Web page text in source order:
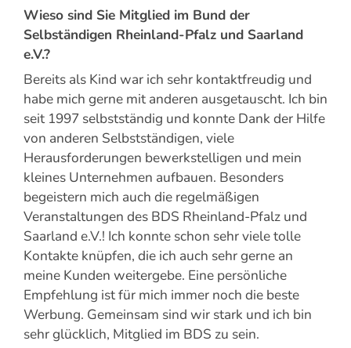
Wieso sind Sie Mitglied im Bund der
Selbständigen Rheinland-Pfalz und Saarland
e.V.?
Bereits als Kind war ich sehr kontaktfreudig und
habe mich gerne mit anderen ausgetauscht. Ich bin
seit 1997 selbstständig und konnte Dank der Hilfe
von anderen Selbstständigen, viele
Herausforderungen bewerkstelligen und mein
kleines Unternehmen aufbauen. Besonders
begeistern mich auch die regelmäßigen
Veranstaltungen des BDS Rheinland-Pfalz und
Saarland e.V.! Ich konnte schon sehr viele tolle
Kontakte knüpfen, die ich auch sehr gerne an
meine Kunden weitergebe. Eine persönliche
Empfehlung ist für mich immer noch die beste
Werbung. Gemeinsam sind wir stark und ich bin
sehr glücklich, Mitglied im BDS zu sein.